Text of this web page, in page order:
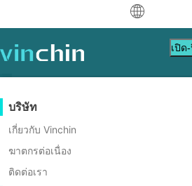
การปกป้องข้อมูล
Backup & Recovery
การสำเนาแบบเรียลไทม์
การปกป้องข้อมูลอย่างต่อเนื่อง
เวอร์ชวล
VMware
Hyper-V
Proxmox
แหล่งข้อมูลสนับสนุน
ฐานข้อมูลความรู้
วิดีโอสอนใช้งาน
ศูนย์ช่วยเหลือ
การซื้อสินค้า
เรียนรู้วิธีการซื้อ
นโยบายการออกใบอนุญาต
คำถามที่พบบ่อย
เป็นพาร์ทเนอร์
โปรแกรมพันธมิตร
เป็นพาร์ทเนอร์
ค้นหาพาร์ทเนอร์
บริษัท
เกี่ยวกับ Vinchin
ฆาตกรต่อเนื่อง
ติดต่อเรา
เปิด
Vinchin Recovery
Solution - รับประกัน